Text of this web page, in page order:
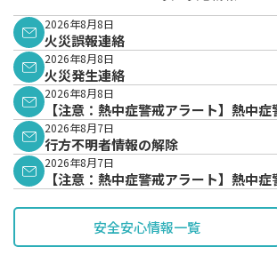
2026年8月8日
火災誤報連絡
2026年8月8日
火災発生連絡
2026年8月8日
【注意：熱中症警戒アラート】熱中
表されています。
2026年8月7日
行方不明者情報の解除
2026年8月7日
【注意：熱中症警戒アラート】熱中
安全安心情報一覧